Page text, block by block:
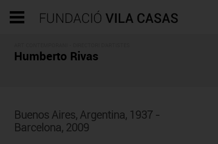
Humberto Rivas
Buenos Aires, Argentina, 1937 -
Barcelona, 2009